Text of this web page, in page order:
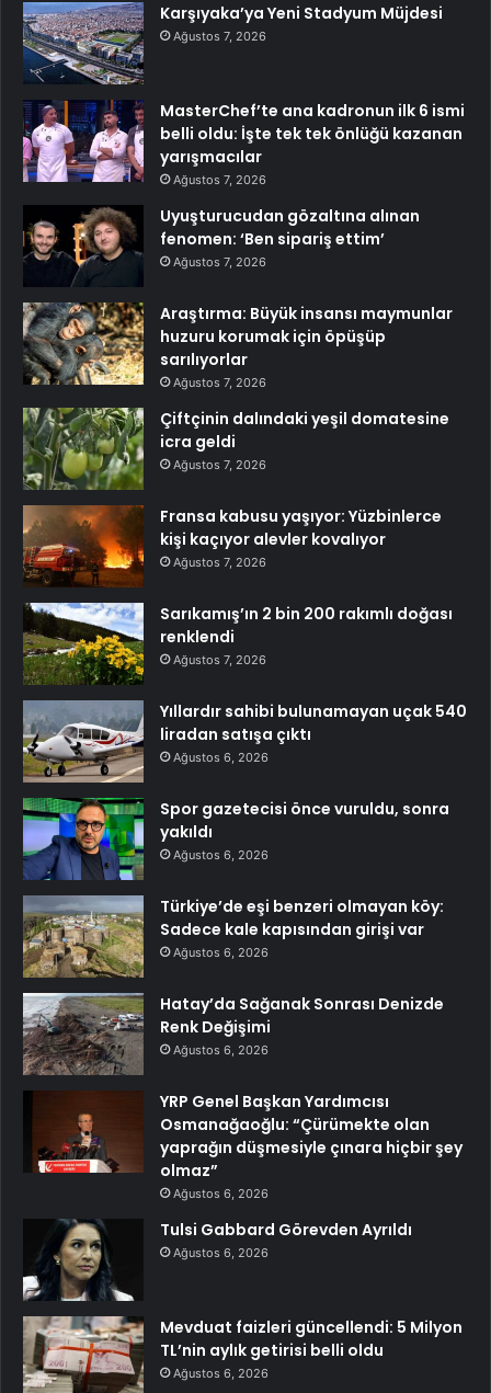
Karşıyaka’ya Yeni Stadyum Müjdesi
Ağustos 7, 2026
MasterChef’te ana kadronun ilk 6 ismi
belli oldu: İşte tek tek önlüğü kazanan
yarışmacılar
Ağustos 7, 2026
Uyuşturucudan gözaltına alınan
fenomen: ‘Ben sipariş ettim’
Ağustos 7, 2026
Araştırma: Büyük insansı maymunlar
huzuru korumak için öpüşüp
sarılıyorlar
Ağustos 7, 2026
Çiftçinin dalındaki yeşil domatesine
icra geldi
Ağustos 7, 2026
Fransa kabusu yaşıyor: Yüzbinlerce
kişi kaçıyor alevler kovalıyor
Ağustos 7, 2026
Sarıkamış’ın 2 bin 200 rakımlı doğası
renklendi
Ağustos 7, 2026
Yıllardır sahibi bulunamayan uçak 540
liradan satışa çıktı
Ağustos 6, 2026
Spor gazetecisi önce vuruldu, sonra
yakıldı
Ağustos 6, 2026
Türkiye’de eşi benzeri olmayan köy:
Sadece kale kapısından girişi var
Ağustos 6, 2026
Hatay’da Sağanak Sonrası Denizde
Renk Değişimi
Ağustos 6, 2026
YRP Genel Başkan Yardımcısı
Osmanağaoğlu: “Çürümekte olan
yaprağın düşmesiyle çınara hiçbir şey
olmaz”
Ağustos 6, 2026
Tulsi Gabbard Görevden Ayrıldı
Ağustos 6, 2026
Mevduat faizleri güncellendi: 5 Milyon
TL’nin aylık getirisi belli oldu
Ağustos 6, 2026